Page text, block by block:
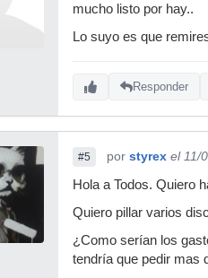
mucho listo por hay..
Lo suyo es que
Responder
#5 por styrex el 11/
Hola a Todos. Quiero
Quiero pillar varios
¿Como serían los
tendría que pedir mas